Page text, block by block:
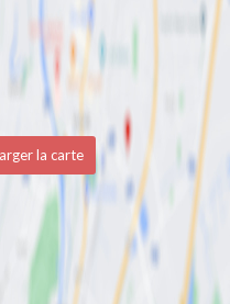
la carte